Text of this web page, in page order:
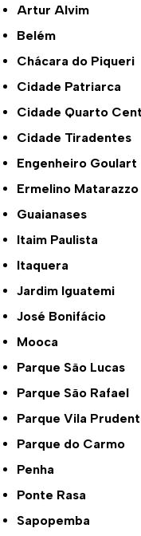
Artur Alvim
Belém
Chácara do Piqueri
Cidade Patriarca
Cidade Quarto
Cidade Tiradentes
Engenheiro Goulart
Ermelino Matarazzo
Guaianases
Itaim Paulista
Itaquera
Jardim Iguatemi
José Bonifácio
Mooca
Parque São Lucas
Parque São Rafael
Parque Vila
Parque do Carmo
Penha
Ponte Rasa
Sapopemba